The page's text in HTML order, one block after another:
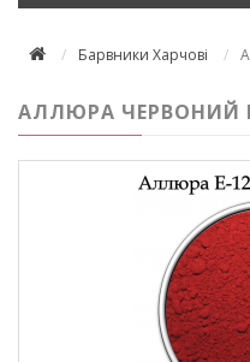
Барвники Харчові
АЛЛЮРА ЧЕРВОНИЙ Е